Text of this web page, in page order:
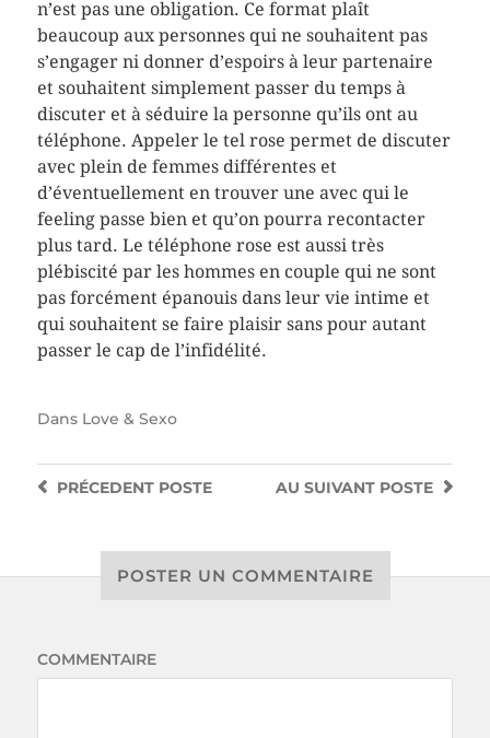
n’est pas une obligation. Ce format plaît
beaucoup aux personnes qui ne souhaitent pas
s’engager ni donner d’espoirs à leur partenaire
et souhaitent simplement passer du temps à
discuter et à séduire la personne qu’ils ont au
téléphone. Appeler le tel rose permet de discuter
avec plein de femmes différentes et
d’éventuellement en trouver une avec qui le
feeling passe bien et qu’on pourra recontacter
plus tard. Le téléphone rose est aussi très
plébiscité par les hommes en couple qui ne sont
pas forcément épanouis dans leur vie intime et
qui souhaitent se faire plaisir sans pour autant
passer le cap de l’infidélité.
Dans Love & Sexo
AU SUIVANT POSTE
PRÉCEDENTPOSTE
POSTER UN COMMENTAIRE
COMMENTAIRE